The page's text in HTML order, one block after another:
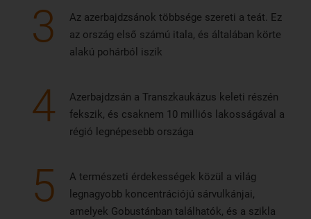
3
Az azerbajdzsánok többsége szereti a teát. Ez
az ország első számú itala, és általában körte
alakú pohárból iszik
4
Azerbajdzsán a Transzkaukázus keleti részén
fekszik, és csaknem 10 milliós lakosságával a
régió legnépesebb országa
5
A természeti érdekességek közül a világ
legnagyobb koncentrációjú sárvulkánjai,
amelyek Gobustánban találhatók, és a szikla